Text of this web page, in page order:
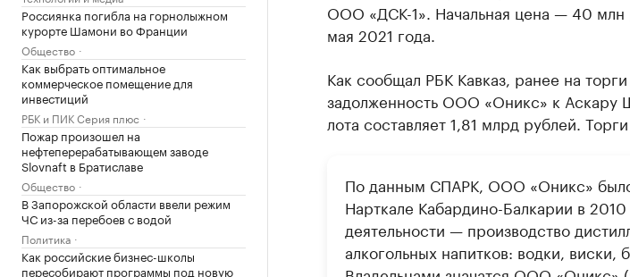
Россиянка погибла на горнолыжном
курорте Шамони во Франции
Общество
Как выбрать оптимальное
коммерческое помещение для
инвестиций
РБК и ПИК Серия плюс
Пожар произошел на
нефтеперерабатывающем заводе
Slovnaft в Братиславе
Общество
В Запорожской области ввели режим
ЧС из-за перебоев с водой
Политика
Как российские бизнес-школы
пересобирают программы под новую
ООО «ДСК-1». Начальная цена — 40 млн
мая 2021 года.
Как сообщал РБК Кавказ, ранее на торги
задолженность ООО «Оникс» к Аскару
лота составляет 1,81 млрд рублей.
По данным СПАРК, ООО «Оникс»
Нарткале Кабардино-Балкарии в
деятельности — производство
алкогольных напитков: водки, виски,